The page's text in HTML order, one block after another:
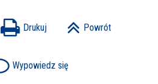
Drukuj Powrót
Wypowiedz się